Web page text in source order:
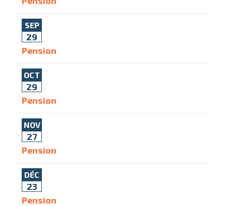
SEP
29
Pension
OCT
29
Pension
NOV
27
Pension
DÉC
23
Pension